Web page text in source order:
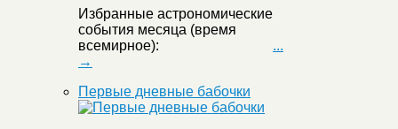
Избранные астрономические
события месяца (время
всемирное): ...
→
Первые дневные бабочки